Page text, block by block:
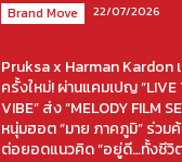
Brand Move 22/07/2026
Pruksa x Harman Kardon
ครั้งใหม่! ผ่านแคมเปญ “LIVE
VIBE” ส่ง “MELODY FILM
หนุ่มฮอต “มาย ภาคภูมิ” ร่วม
ต่อยอดแนวคิด “อยู่ดี…ทั้งชีวิ